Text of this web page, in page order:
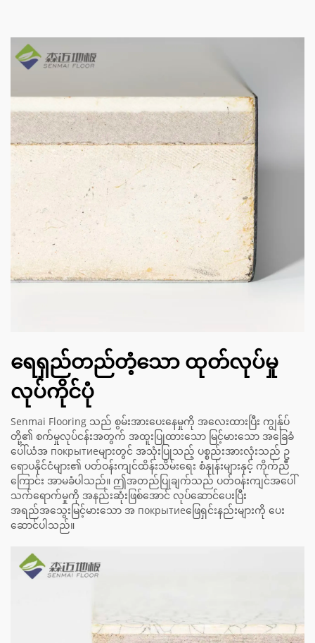
ရေရှည်တည်တံ့သော ထုတ်လုပ်မှု
လုပ်ကိုင်ပုံ
Senmai Flooring သည် စွမ်းအားပေးနေမှုကို အလေးထားပြီး ကျွန်ုပ်
တို့၏ စက်မှုလုပ်ငန်းအတွက် အထူးပြုထားသော မြင့်မားသော အခြေခံ
ပေါ်ယံအ покрытиеများတွင် အသုံးပြုသည့် ပစ္စည်းအားလုံးသည် ဥ
ရောပနိုင်ငံများ၏ ပတ်ဝန်းကျင်ထိန်းသိမ်းရေး စံနှုန်းများနှင့် ကိုက်ညီ
ကြောင်း အာမခံပါသည်။ ဤအတည်ပြုချက်သည် ပတ်ဝန်းကျင်အပေါ်
သက်ရောက်မှုကို အနည်းဆုံးဖြစ်အောင် လုပ်ဆောင်ပေးပြီး
အရည်အသွေးမြင့်မားသော အ покрытиеဖြေရှင်းနည်းများကို ပေး
ဆောင်ပါသည်။